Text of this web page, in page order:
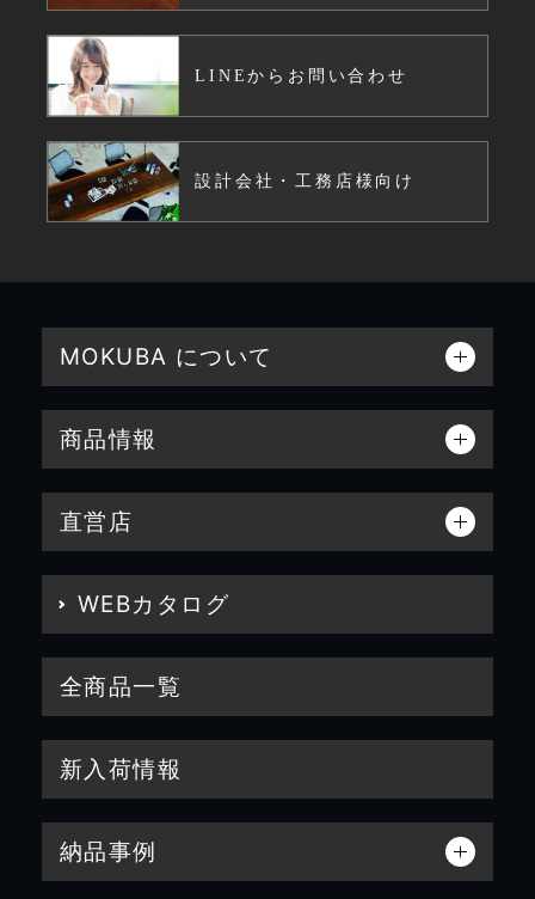
LINEからお問い合わせ
設計会社・工務店様向け
MOKUBA について
商品情報
直営店
WEBカタログ
全商品一覧
新入荷情報
納品事例